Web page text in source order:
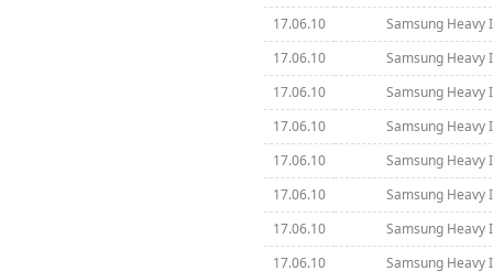
17.06.10
Samsung Heavy
17.06.10
Samsung Heavy
17.06.10
Samsung Heavy
17.06.10
Samsung Heavy
17.06.10
Samsung Heavy
17.06.10
Samsung Heavy
17.06.10
Samsung Heavy
17.06.10
Samsung Heavy